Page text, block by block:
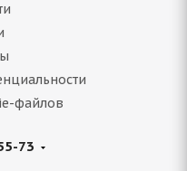
файлов
73